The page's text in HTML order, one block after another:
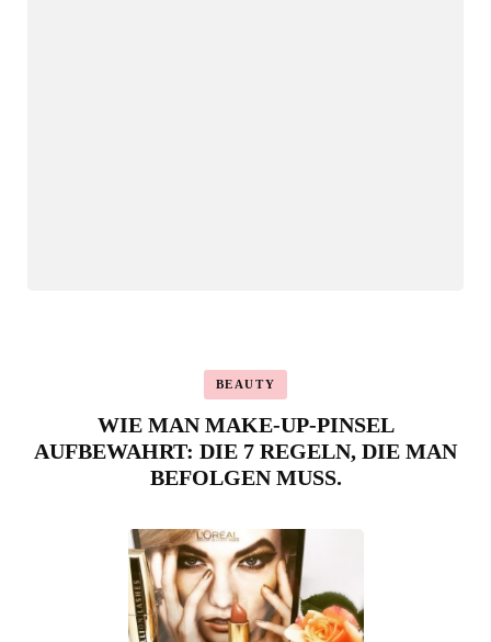
BEAUTY
WIE MAN MAKE-UP-PINSEL
AUFBEWAHRT: DIE 7 REGELN, DIE MAN
BEFOLGEN MUSS.